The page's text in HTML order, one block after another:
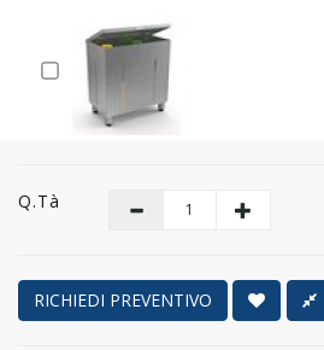
Q.tà
RICHIEDI PREVENTIVO